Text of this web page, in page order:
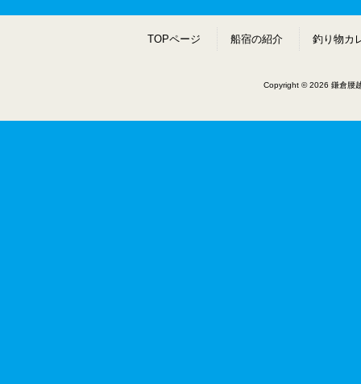
TOPページ 船宿の紹介 釣り物カ
Copyright © 2026 鎌倉腰